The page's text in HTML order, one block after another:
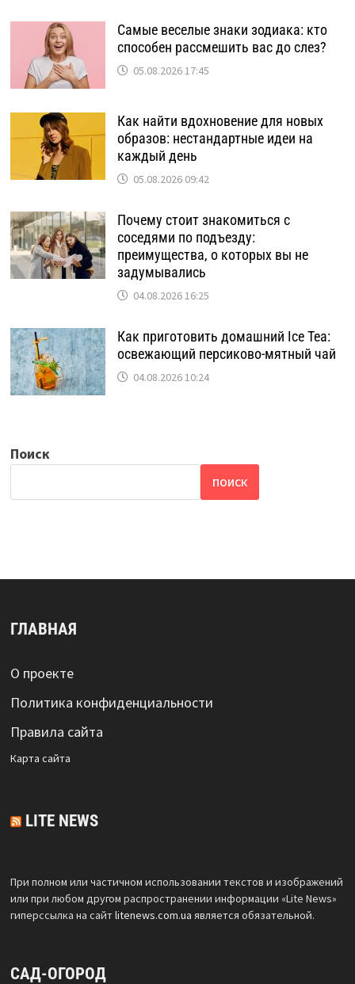
Самые веселые знаки зодиака: кто
способен рассмешить вас до слез?
05.08.2026 17:45
Как найти вдохновение для новых
образов: нестандартные идеи на
каждый день
05.08.2026 09:42
Почему стоит знакомиться с
соседями по подъезду:
преимущества, о которых вы не
задумывались
04.08.2026 16:25
Как приготовить домашний Ice Tea:
освежающий персиково-мятный чай
04.08.2026 10:24
Поиск
ПОИСК
ГЛАВНАЯ
О проекте
Политика конфиденциальности
Правила сайта
Карта сайта
LITE NEWS
При полном или частичном использовании текстов и изображений
или при любом другом распространении информации «Lite News»
гиперссылка на сайтlitenews.com.ua является обязательной.
САД-ОГОРОД